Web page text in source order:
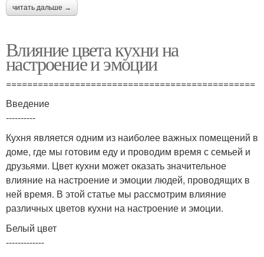
читать дальше →
Влияние цвета кухни на
настроение и эмоции
===============================================
Введение
----------
Кухня является одним из наиболее важных помещений в
доме, где мы готовим еду и проводим время с семьей и
друзьями. Цвет кухни может оказать значительное
влияние на настроение и эмоции людей, проводящих в
ней время. В этой статье мы рассмотрим влияние
различных цветов кухни на настроение и эмоции.
Белый цвет
-------------